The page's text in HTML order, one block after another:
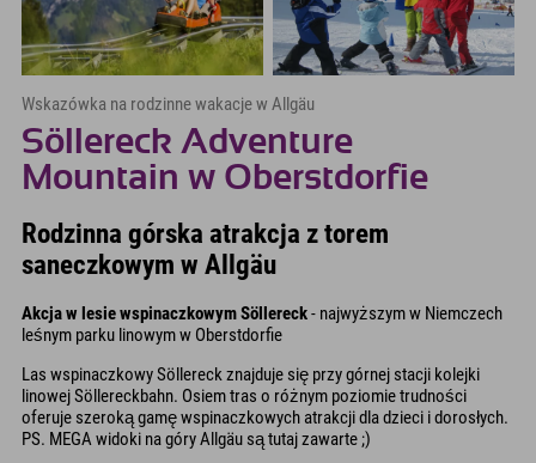
Wskazówka na rodzinne wakacje w Allgäu
Söllereck Adventure
Mountain w Oberstdorfie
Rodzinna górska atrakcja z torem
saneczkowym w Allgäu
Akcja w lesie wspinaczkowym Söllereck- najwyższym w Niemczech
leśnym parku linowym w Oberstdorfie
Las wspinaczkowy Söllereck znajduje się przy górnej stacji kolejki
linowej Söllereckbahn. Osiem tras o różnym poziomie trudności
oferuje szeroką gamę wspinaczkowych atrakcji dla dzieci i dorosłych.
PS. MEGA widoki na góry Allgäu są tutaj zawarte ;)